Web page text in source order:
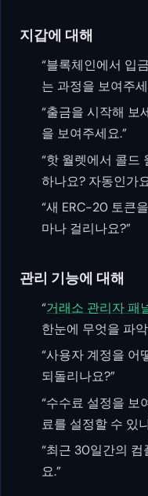
지갑에 대해
“블록체인에서 입
는 과정을 보여주
“출금을 시작해 보
을 보여주세요.”
“핫 월렛에서 콜드
하나요? 자동인가
“새 ERC-20 토큰
마나 걸리나요?”
관리 기능에 대해
“거래소 관리자 패
한눈에 무엇을 파
“사용자 계정을 어
되돌리나요?”
“수수료 설정을 보
료를 설정할 수 있
“최근 30일간의
요.”